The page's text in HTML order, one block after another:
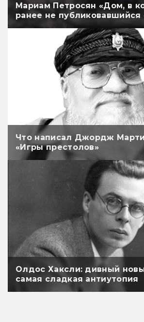
Мариам Петросян «Дом, в
ранее не публиковавшийся
Что написал Джордж
«Игры престолов»
Олдос Хаксли: дивный
самая сладкая антиутопия